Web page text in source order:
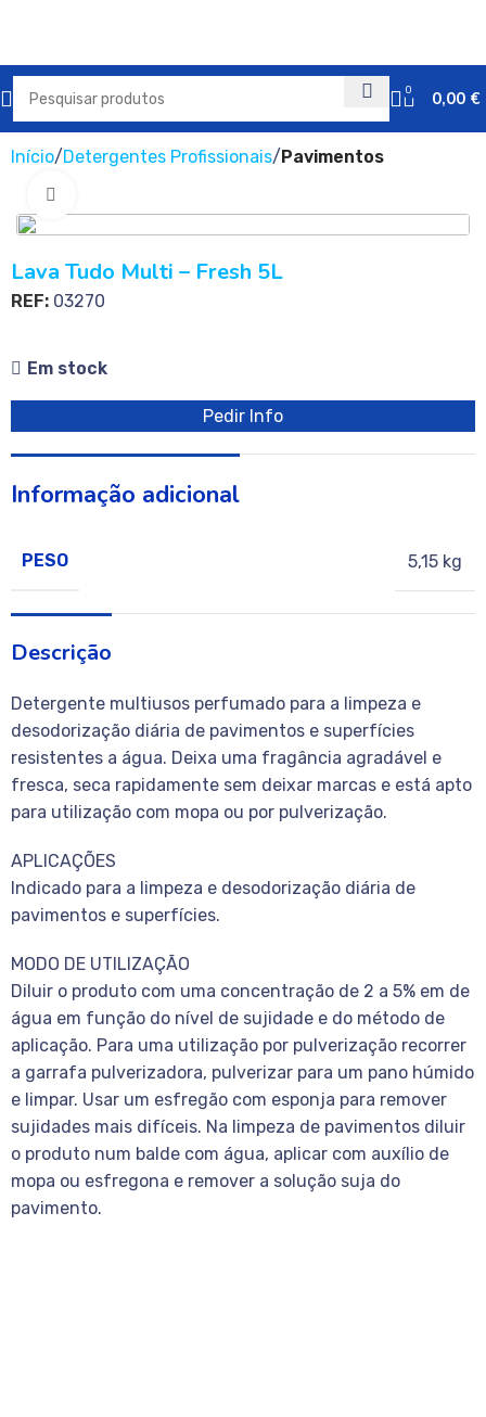
0 0,00 €
Início Detergentes Profissionais Pavimentos
Lava Tudo Multi – Fresh 5L
REF: 03270
Em stock
Pedir Info
Informação adicional
PESO 5,15 kg
Descrição
Detergente multiusos perfumado para a limpeza e
desodorização diária de pavimentos e superfícies
resistentes a água. Deixa uma fragância agradável e
fresca, seca rapidamente sem deixar marcas e está apto
para utilização com mopa ou por pulverização.
APLICAÇÕES
Indicado para a limpeza e desodorização diária de
pavimentos e superfícies.
MODO DE UTILIZAÇÃO
Diluir o produto com uma concentração de 2 a 5% em de
água em função do nível de sujidade e do método de
aplicação. Para uma utilização por pulverização recorrer
a garrafa pulverizadora, pulverizar para um pano húmido
e limpar. Usar um esfregão com esponja para remover
sujidades mais difíceis. Na limpeza de pavimentos diluir
o produto num balde com água, aplicar com auxílio de
mopa ou esfregona e remover a solução suja do
pavimento.